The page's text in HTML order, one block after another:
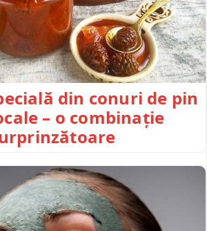
din conuri de pin
– o combinație